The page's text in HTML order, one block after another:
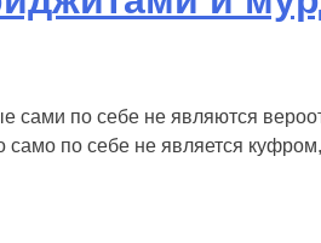
по себе не являются
по себе не является куфром,